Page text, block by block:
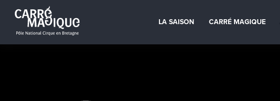
LA SAISON CARRÉ MAGIQUE